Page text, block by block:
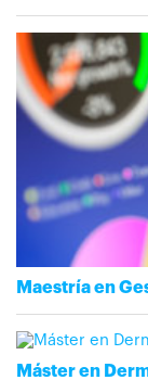
Maestría en
Máster en